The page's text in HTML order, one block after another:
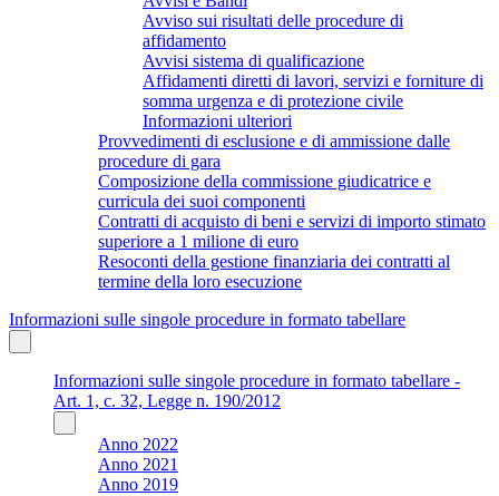
Avviso sui risultati delle procedure di
affidamento
Avvisi sistema di qualificazione
Affidamenti diretti di lavori, servizi e forniture di
somma urgenza e di protezione civile
Informazioni ulteriori
Provvedimenti di esclusione e di ammissione dalle
procedure di gara
Composizione della commissione giudicatrice e
curricula dei suoi componenti
Contratti di acquisto di beni e servizi di importo stimato
superiore a 1 milione di euro
Resoconti della gestione finanziaria dei contratti al
termine della loro esecuzione
Informazioni sulle singole procedure in formato tabellare
Informazioni sulle singole procedure in formato tabellare -
Art. 1, c. 32, Legge n. 190/2012
Anno 2022
Anno 2021
Anno 2019